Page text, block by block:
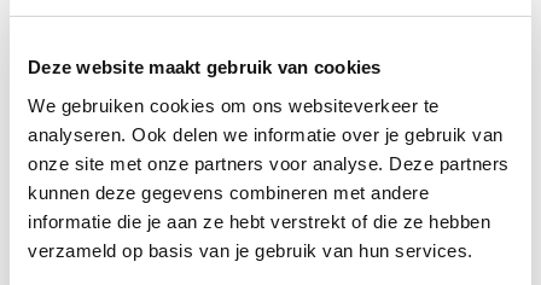
Deze website maakt gebruik van cookies
We gebruiken cookies om ons websiteverkeer te
analyseren. Ook delen we informatie over je gebruik van
onze site met onze partners voor analyse. Deze partners
kunnen deze gegevens combineren met andere
informatie die je aan ze hebt verstrekt of die ze hebben
verzameld op basis van je gebruik van hun services.
Data-driven marketing Direct marketing
Direct marketing: vijf tips voor succes
Direct marketing is niet weg te denken uit de
gereedschapskist van de marketeer. E-mail,
telemarketing,…